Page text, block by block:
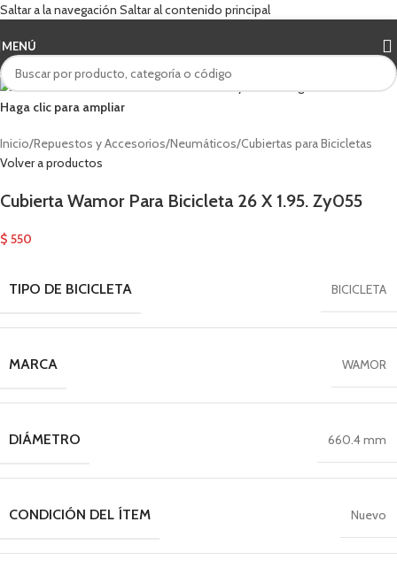
Saltar a la navegación Saltar al contenido principal
MENÚ
Haga clic para ampliar
Inicio/Repuestos y Accesorios/Neumáticos/Cubiertas para Bicicletas
Volver a productos
Cubierta Wamor Para Bicicleta 26 X 1.95. Zy055
$ 550
TIPO DE BICICLETA BICICLETA
MARCA WAMOR
DIÁMETRO 660.4 mm
CONDICIÓN DEL ÍTEM Nuevo